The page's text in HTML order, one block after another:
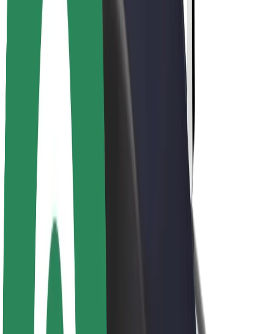
Trabaja con nosotros
Acerca de Bolt
Sostenibilidad en Bolt
Project Zero
Blog
Sala de prensa
Directrices de la marca
Misión
Relación con inversores
Liderazgo
Marca
Medios
Fondo Urbano
Seguridad
Seguridad para usuarios